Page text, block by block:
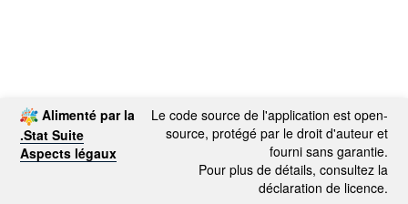
Alimenté par la
.Stat Suite
Aspects légaux
Le code source de l'application est open-
source, protégé par le droit d'auteur et
fourni sans garantie.
Pour plus de détails, consultez la
déclaration de licence.